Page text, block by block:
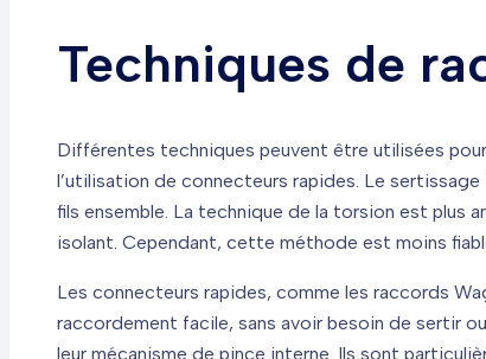
Techniques de
Différentes techniques peuvent être utilisées
l’utilisation de connecteurs rapides. Le
fils ensemble. La technique de la torsion est plus
isolant. Cependant, cette méthode est moins
Les connecteurs rapides, comme les raccords
raccordement facile, sans avoir besoin de sertir
leur mécanisme de pince interne. Ils sont